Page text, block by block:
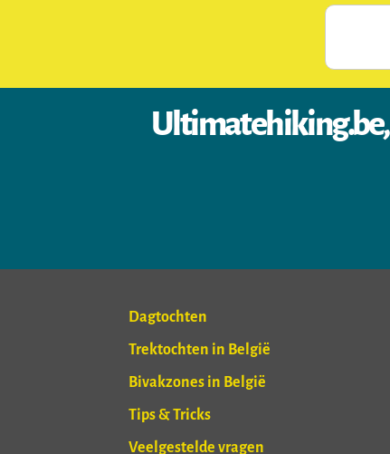
Dagtochten
Trektochten in België
Bivakzones in België
Tips & Tricks
Veelgestelde vragen